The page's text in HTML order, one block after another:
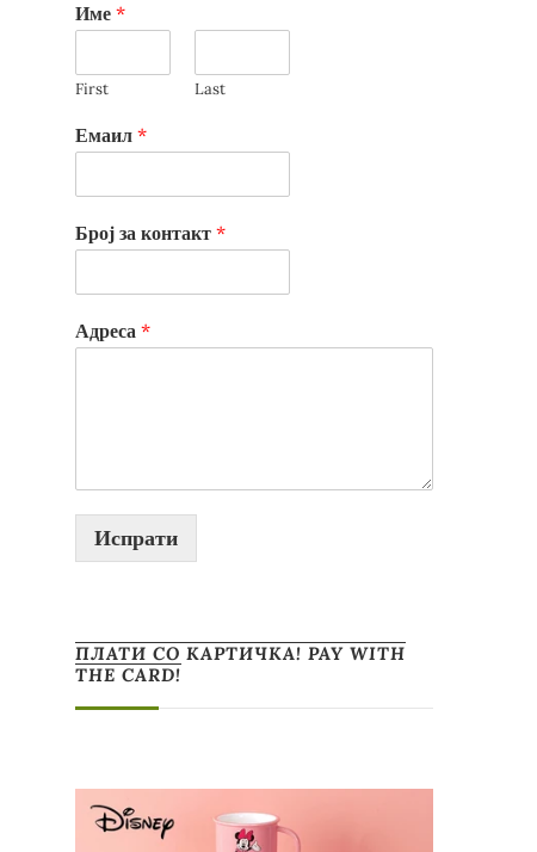
Име *
First Last
Емаил *
Број за контакт *
Адреса *
Испрати
ПЛАТИ СО КАРТИЧКА! PAY WITH
THE CARD!